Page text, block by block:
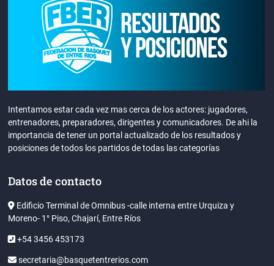
Intentamos estar cada vez mas cerca de los actores: jugadores,
entrenadores, preparadores, dirigentes y comunicadores. De ahi la
importancia de tener un portal actualizado de los resultados y
posiciones de todos los partidos de todas las categorías
Datos de contacto
Edificio Terminal de Omnibus -calle interna entre Urquiza y
Moreno- 1° Piso, Chajarí, Entre Ríos
+54 3456 453173
secretaria@basquetentrerios.com